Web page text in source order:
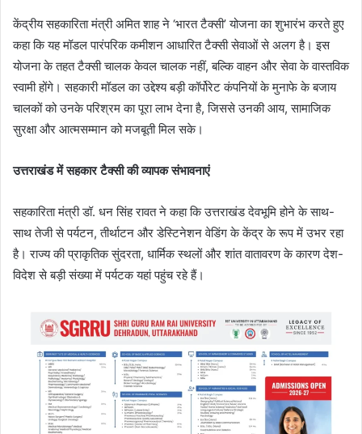
केंद्रीय सहकारिता मंत्री अमित शाह ने ‘भारत टैक्सी’ योजना का शुभारंभ करते हुए
कहा कि यह मॉडल पारंपरिक कमीशन आधारित टैक्सी सेवाओं से अलग है। इस
योजना के तहत टैक्सी चालक केवल चालक नहीं, बल्कि वाहन और सेवा के वास्तविक
स्वामी होंगे। सहकारी मॉडल का उद्देश्य बड़ी कॉर्पोरेट कंपनियों के मुनाफे के बजाय
चालकों को उनके परिश्रम का पूरा लाभ देना है, जिससे उनकी आय, सामाजिक
सुरक्षा और आत्मसम्मान को मजबूती मिल सके।
उत्तराखंड में सहकार टैक्सी की व्यापक संभावनाएं
सहकारिता मंत्री डॉ. धन सिंह रावत ने कहा कि उत्तराखंड देवभूमि होने के साथ-
साथ तेजी से पर्यटन, तीर्थाटन और डेस्टिनेशन वेडिंग के केंद्र के रूप में उभर रहा
है। राज्य की प्राकृतिक सुंदरता, धार्मिक स्थलों और शांत वातावरण के कारण देश-
विदेश से बड़ी संख्या में पर्यटक यहां पहुंच रहे हैं।